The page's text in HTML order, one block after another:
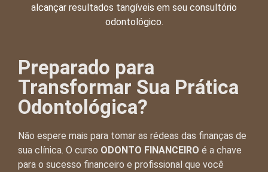
alcançar resultados tangíveis em seu consultório
odontológico.
Preparado para
Transformar Sua Prática
Odontológica?
Não espere mais para tomar as rédeas das finanças de
sua clínica. O curso ODONTO FINANCEIRO é a chave
para o sucesso financeiro e profissional que você